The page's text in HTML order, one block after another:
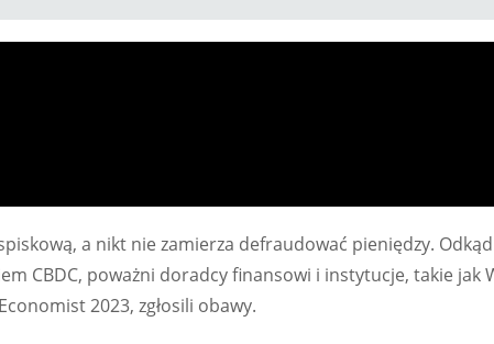
a nikt nie zamierza defraudować pieniędzy.
CBDC, poważni doradcy finansowi i instytucje, takie jak
2023, zgłosili obawy.